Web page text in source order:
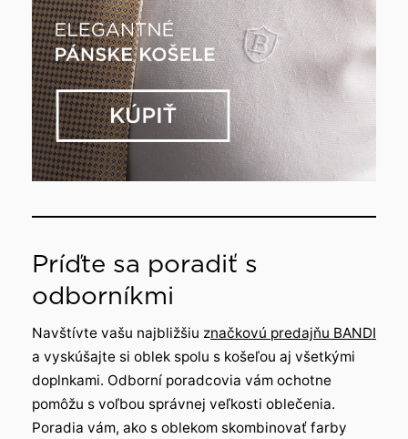
Príďte sa poradiť s
odborníkmi
Navštívte vašu najbližšiu značkovú predajňu BANDI
a vyskúšajte si oblek spolu s košeľou aj všetkými
doplnkami. Odborní poradcovia vám ochotne
pomôžu s voľbou správnej veľkosti oblečenia.
Poradia vám, ako s oblekom skombinovať farby